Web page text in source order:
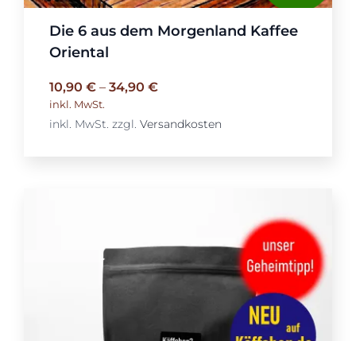
Die 6 aus dem Morgenland Kaffee
Oriental
10,90 €– 34,90 €
inkl. MwSt.
inkl. MwSt. zzgl. Versandkosten